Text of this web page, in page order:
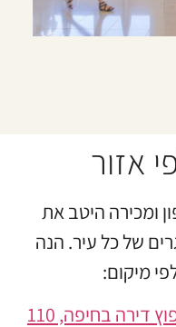
אזור
ומכירה היטב את
של כל עיר. הנה
מיקום:
שיפוץ דירה בחיפה, 110